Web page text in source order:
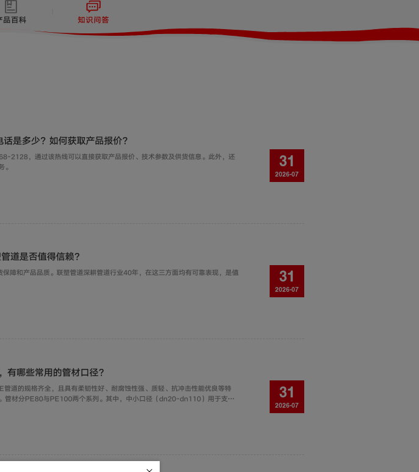
品百科 知识问答
是多少？如何获取产品报价？
2128，通过该热线可以直接获取产品报价、技术参数及供货信息。此外，还
。
31
2026-07
道是否值得信赖？
障和产品品质。联塑管道深耕管道行业40年，在这三方面均有可靠表现，是值
31
2026-07
有哪些常用的管材口径？
道的规格齐全，且具有柔韧性好、耐腐蚀性强、质轻、抗冲击性能优良等特
管材分PE80与PE100两个系列。其中，中小口径（dn20-dn110）用于支管
31
2026-07